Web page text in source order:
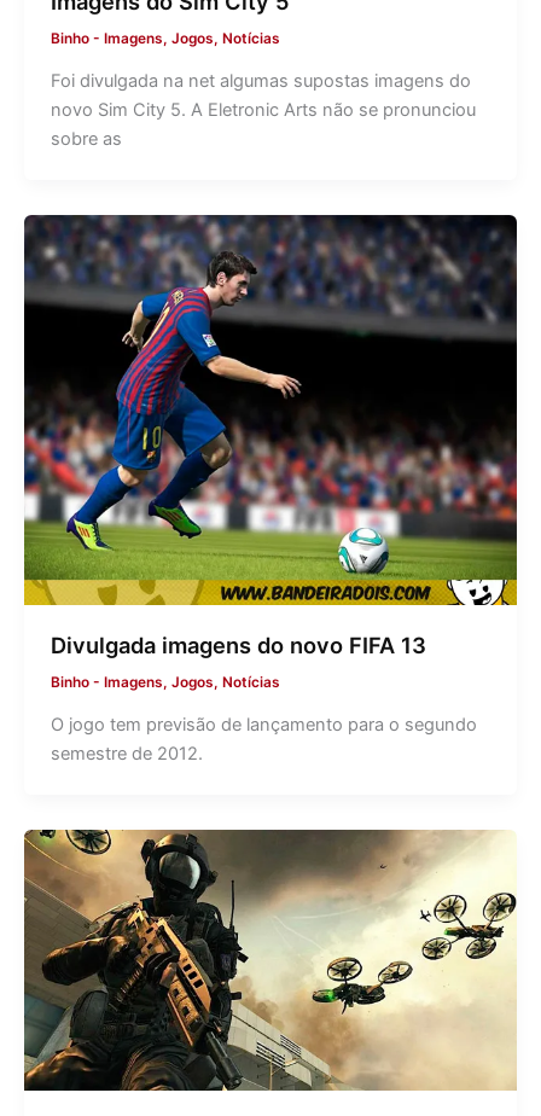
Binho - Imagens, Jogos, Notícias
Foi divulgada na net algumas supostas imagens do
novo Sim City 5. A Eletronic Arts não se pronunciou
sobre as
Divulgada imagens do novo FIFA 13
Binho - Imagens, Jogos, Notícias
O jogo tem previsão de lançamento para o segundo
semestre de 2012.